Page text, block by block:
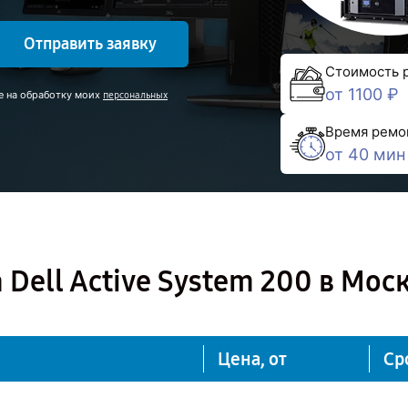
Отправить заявку
на обработку моих персональных
Стоимость
от 1100 ₽
Время
от 40 мин
Active System 200 в
Цена, от